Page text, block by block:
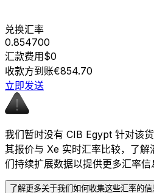
兑换汇率
0.854700
汇款费用$0
收款方到账€854.70
立即发送
我们暂时没有 CIB Egypt 针对该
其报价与 Xe 实时汇率比较，了
们持续扩展数据以提供更多汇率信
了解更多关于我们如何收集这些汇率的信